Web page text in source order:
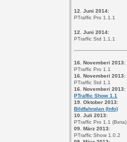
12. Juni 2014:
PTraffic Pro 1.1.1
12. Juni 2014:
PTraffic Std 1.1.1
16. Novemberi 2013:
PTraffic Pro 1.1
16. Novemberi 2013:
PTraffic Std 1.1
16. Novemberi 2013:
PTraffic Show 1.1
19. Oktober 2013:
Bildfahrplan (Info)
10. Juli 2013:
PTraffic Pro 1.1 (Beta)
09. März 2013:
PTraffic Show 1.0.2